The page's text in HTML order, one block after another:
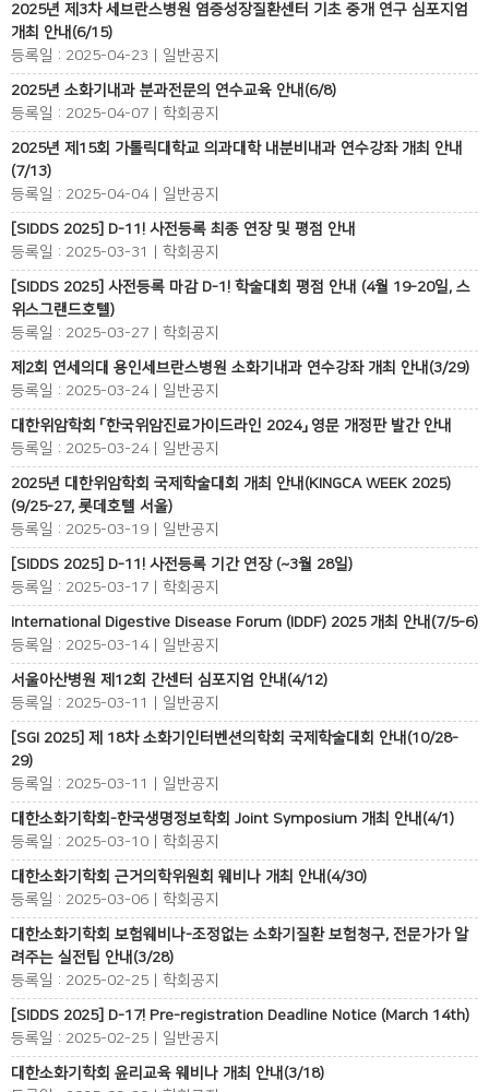
2025년 제3차 세브란스병원 염증성장질환센터 기초 중개 연구 심포지엄
개최 안내(6/15)
등록일 : 2025-04-23 | 일반공지
2025년 소화기내과 분과전문의 연수교육 안내(6/8)
등록일 : 2025-04-07 | 학회공지
2025년 제15회 가톨릭대학교 의과대학 내분비내과 연수강좌 개최 안내
(7/13)
등록일 : 2025-04-04 | 일반공지
[SIDDS 2025] D-11! 사전등록 최종 연장 및 평점 안내
등록일 : 2025-03-31 | 학회공지
[SIDDS 2025] 사전등록 마감 D-1! 학술대회 평점 안내 (4월 19-20일, 스
위스그랜드호텔)
등록일 : 2025-03-27 | 학회공지
제2회 연세의대 용인세브란스병원 소화기내과 연수강좌 개최 안내(3/29)
등록일 : 2025-03-24 | 일반공지
대한위암학회 「한국위암진료가이드라인 2024」 영문 개정판 발간 안내
등록일 : 2025-03-24 | 일반공지
2025년 대한위암학회 국제학술대회 개최 안내(KINGCA WEEK 2025)
(9/25-27, 롯데호텔 서울)
등록일 : 2025-03-19 | 일반공지
[SIDDS 2025] D-11! 사전등록 기간 연장 (~3월 28일)
등록일 : 2025-03-17 | 학회공지
International Digestive Disease Forum (IDDF) 2025 개최 안내(7/5-6)
등록일 : 2025-03-14 | 일반공지
서울아산병원 제12회 간센터 심포지엄 안내(4/12)
등록일 : 2025-03-11 | 일반공지
[SGI 2025] 제 18차 소화기인터벤션의학회 국제학술대회 안내(10/28-
29)
등록일 : 2025-03-11 | 일반공지
대한소화기학회-한국생명정보학회 Joint Symposium 개최 안내(4/1)
등록일 : 2025-03-10 | 학회공지
대한소화기학회 근거의학위원회 웨비나 개최 안내(4/30)
등록일 : 2025-03-06 | 학회공지
대한소화기학회 보험웨비나-조정없는 소화기질환 보험청구, 전문가가 알
려주는 실전팁 안내(3/28)
등록일 : 2025-02-25 | 학회공지
[SIDDS 2025] D-17! Pre-registration Deadline Notice (March 14th)
등록일 : 2025-02-25 | 일반공지
대한소화기학회 윤리교육 웨비나 개최 안내(3/18)